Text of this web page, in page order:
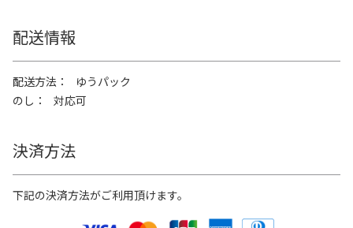
配送情報
配送方法
ゆうパック
のし
対応可
決済方法
下記の決済方法がご利用頂けます。